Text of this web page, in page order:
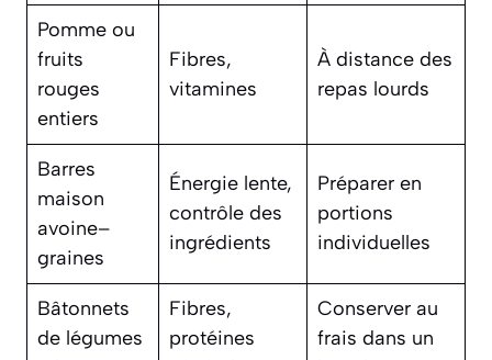
Pomme ou
fruits
rouges
entiers
Fibres,
vitamines
À distance des
repas lourds
Barres
maison
avoine–
graines
Énergie lente,
contrôle des
ingrédients
Préparer en
portions
individuelles
Bâtonnets
de légumes
Fibres,
protéines
Conserver au
frais dans un